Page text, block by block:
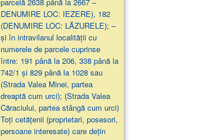
DENUMIRE LOC: IEZERE), 182
(DENUMIRE LOC: LĂZURELE); –
și în intravilanul localității cu
numerele de parcele cuprinse
între: 191 până la 206, 338 până la
742/1 și 829 până la 1028 sau
(Strada Valea Minei, partea
dreaptă cum urci); (Strada Valea
Căraciului, partea stângă cum urci)
Toți cetățenii (proprietari, posesori,
persoane interesate) care dețin